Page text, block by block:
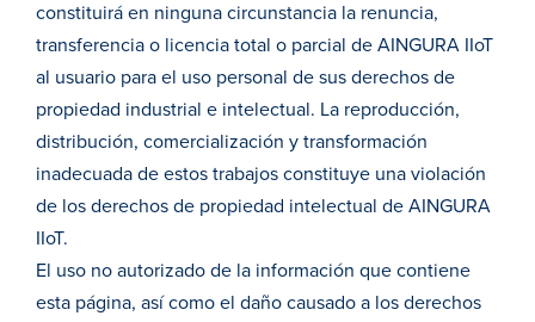
constituirá en ninguna circunstancia la renuncia,
transferencia o licencia total o parcial de AINGURA IIoT
al usuario para el uso personal de sus derechos de
propiedad industrial e intelectual. La reproducción,
distribución, comercialización y transformación
inadecuada de estos trabajos constituye una violación
de los derechos de propiedad intelectual de AINGURA
IIoT.
El uso no autorizado de la información que contiene
esta página, así como el daño causado a los derechos